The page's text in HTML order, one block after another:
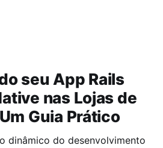
seu App Rails
nas Lojas de
Guia Prático